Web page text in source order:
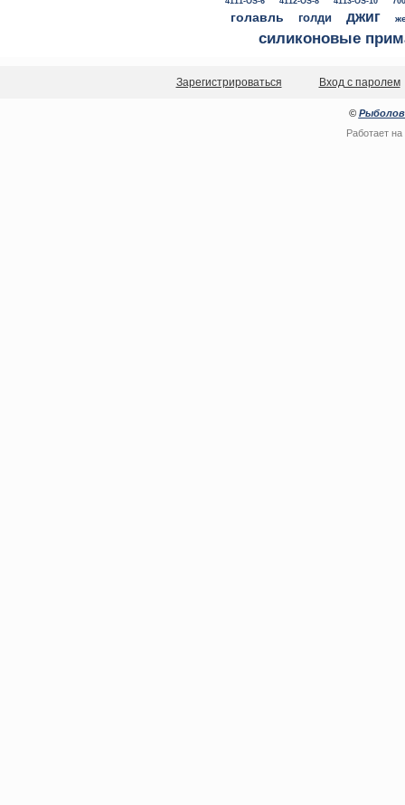
голавль голди джиг
силиконовые
Зарегистрироваться Вход с паролем
©
Работает